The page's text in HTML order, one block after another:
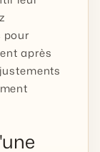
pour
après